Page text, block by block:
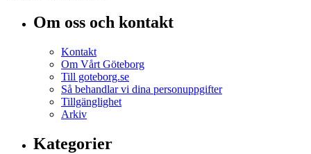
Om oss och kontakt
Kontakt
Om Vårt Göteborg
Till goteborg.se
Så behandlar vi dina personuppgifter
Tillgänglighet
Arkiv
Kategorier